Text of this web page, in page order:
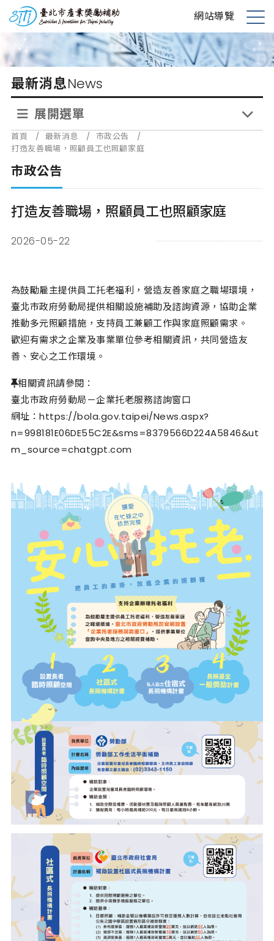
到
要
內
台北市產業獎勵補助 網站導覽
展
開
選
單
最新消息News
展開選單
首頁 / 最新消息 / 市政公告
/
打造友善職場，照顧員工也照顧家庭
市政公告
打造友善職場，照顧員工也照顧家庭
2026-05-22
為鼓勵雇主提供員工托老福利，營造友善家庭之職場環境，
臺北市政府勞動局提供相關設施補助及諮詢資源，協助企業
推動多元照顧措施，支持員工兼顧工作與家庭照顧需求。
歡迎有需求之企業及事業單位參考相關資訊，共同營造友
善、安心之工作環境。
📌相關資訊請參閱：
臺北市政府勞動局－企業托老服務諮詢窗口
網址：https://bola.gov.taipei/News.aspx?
n=998181E06DE55C2E&sms=8379566D224A5846&ut
m_source=chatgpt.com